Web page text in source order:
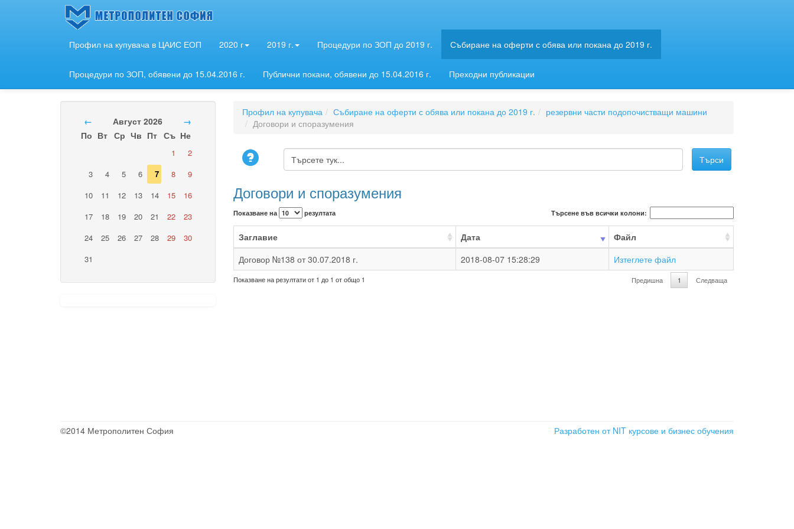
Профил на купувача в ЦАИС ЕОП 2020 г 2019 г. Процедури по ЗОП до 2019 г. Събиране на оферти с обява или покана до 2019 г.
Процедури по ЗОП, обявени до 15.04.2016 г. Публични покани, обявени до 15.04.2016 г. Преходни публикации
← Август 2026
→
По Вт Ср Чв Пт Съ Не
1
2
3
4 5 6 7 8
9
10
11 12 13 14 15
16
17
18 19 20 21 22
23
24
25 26 27 28 29
30
31
Профил на купувача Събиране на оферти с обява или покана до 2019 г.
резервни части подопочистващи машини
Договори и споразумения
Договори и споразумения
Показване на резултата Търсене във всички колони:
Заглавие Дата
Файл
Договор №138 от 30.07.2018 г.
2018-08-07 15:28:29 Изтеглете файл
Показване на резултати от 1 до 1 от общо 1 Предишна 1 Следваща
©2014 Метрополитен София Разработен от NIT курсове и бизнес обучения